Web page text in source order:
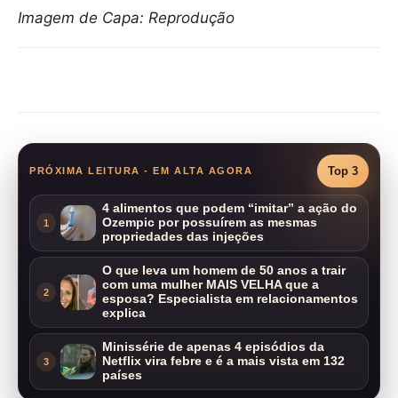
Imagem de Capa: Reprodução
PRÓXIMA LEITURA - EM ALTA AGORA Top 3
1
4 alimentos que podem “imitar” a ação do
Ozempic por possuírem as mesmas
propriedades das injeções
2
O que leva um homem de 50 anos a trair
com uma mulher MAIS VELHA que a
esposa? Especialista em relacionamentos
explica
3
Minissérie de apenas 4 episódios da
Netflix vira febre e é a mais vista em 132
países